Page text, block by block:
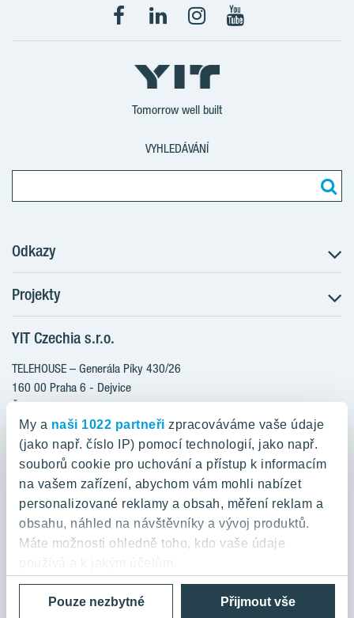
My a naši 1022 partneři zpracováváme vaše údaje
(jako např. číslo IP) pomocí technologií, jako např.
souborů cookie pro uchování a přístup k informacím
na vašem zařízení, abychom vám mohli nabízet
personalizované reklamy a obsah, měření reklam a
obsahu, náhled na návštěvníky a vývoj produktů.
Máte možnosti ohledně toho, kdo vaše údaje
Pokud to povolíte, rádi bychom také:Přijmout vše
Pouze nezbytné
Tomorrow well built
VYHLEDÁVÁNÍ
Odkazy
Postup koupě
Klientské změny
Aktuality
Blog
Kariéra
O nás
YIT PLUS
Projekty
RANTA Barrandov III
RANTA Barrandov IV
TOIVO Roztyly II
KALEVALA
VIRTA Kladno
KATTILA Kamýk
ROSALA
YIT Czechia s.r.o.
TELEHOUSE – Generála Píky 430/26
160 00 Praha 6 - Dejvice
Česká republika
800 200 666
domov@yit.cz
Telefon na centrální recepci:
+420 224 318 261
Zásady ochrany osobních údajů a Podmínky použití
Cookies